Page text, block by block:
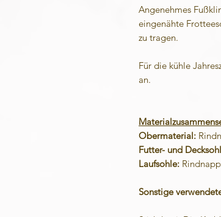
Angenehmes
eingenähte
zu tragen.
Für die kühle
an.
Obermaterial:
Futter- und
Laufsohle:
Sonstige